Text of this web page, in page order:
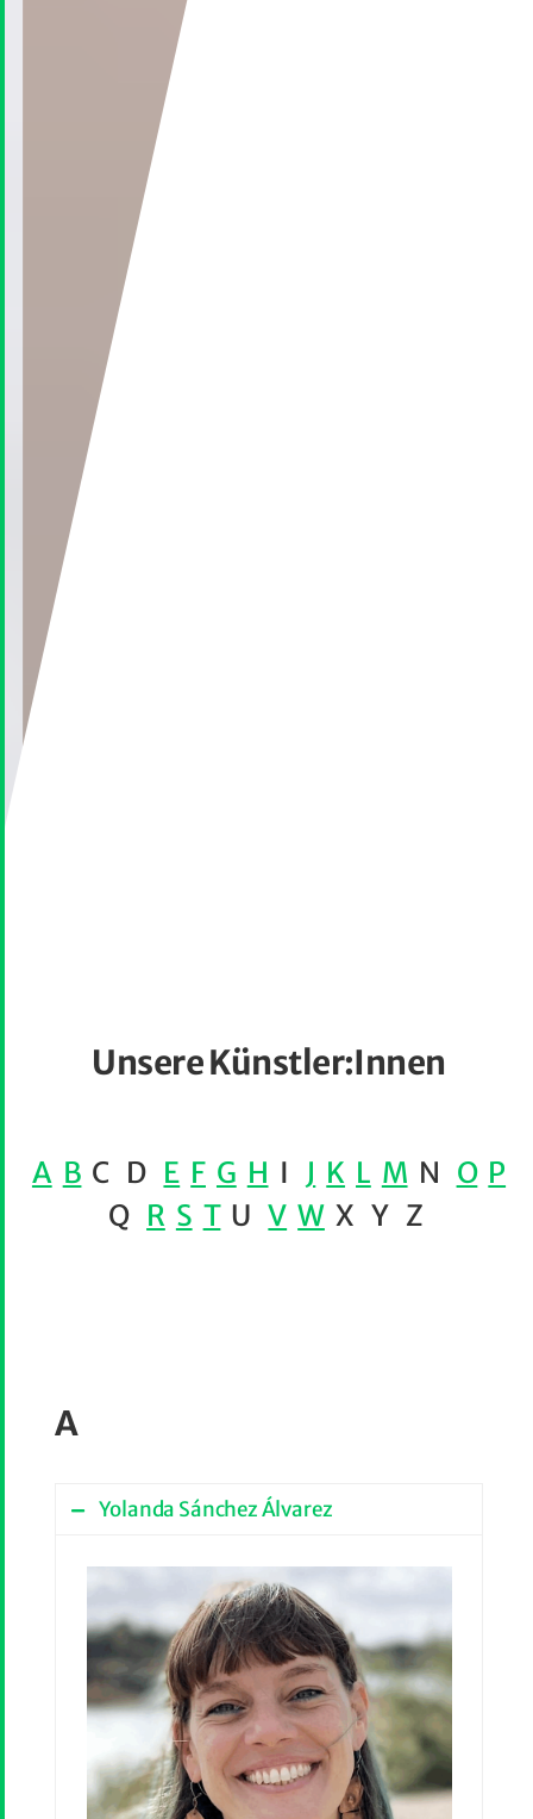
Unsere Künstler:Innen
A B C D E F G H I J K L M N O P
Q R S TUV WX Y Z
A
Yolanda Sánchez Álvarez